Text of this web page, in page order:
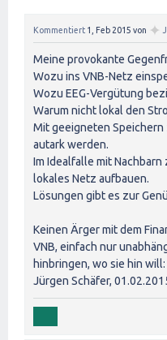
Kommentiert 1, Feb 2015 von ✦
Meine provokante
Wozu ins VNB-Netz
Wozu EEG-Vergütung
Warum nicht lokal den
Mit geeigneten
autark werden.
Im Idealfalle mit
lokales Netz aufbauen.
Lösungen gibt es zur
Keinen Ärger mit dem
VNB, einfach nur
hinbringen, wo sie hin
Jürgen Schäfer,